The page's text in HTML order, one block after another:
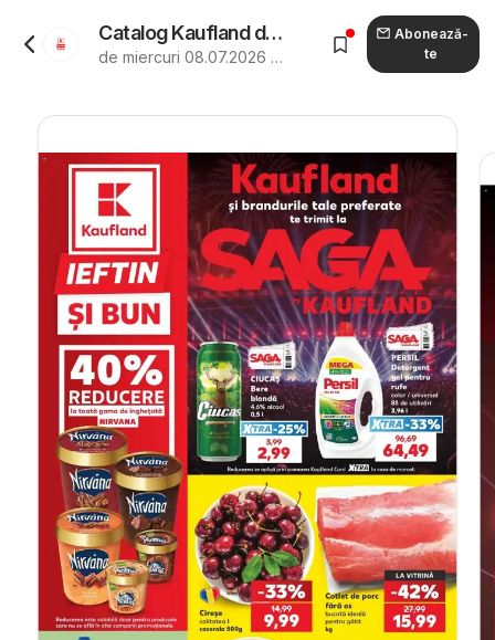
Catalog Kaufland de la 08.07.2026 - Revista "Kaufland Domnesti"
de miercuri 08.07.2026 până marți 14.07.2026
Abonează-
te